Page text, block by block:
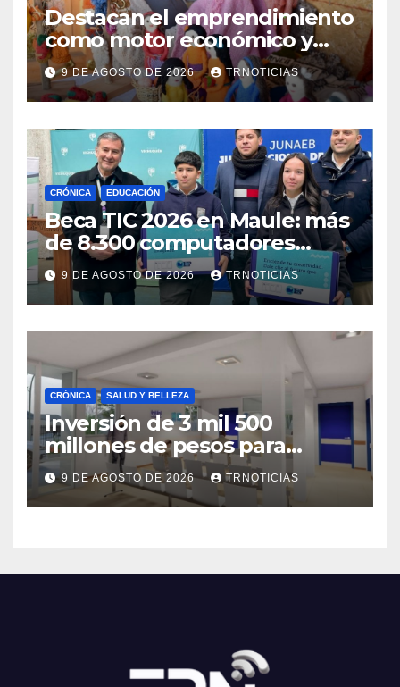
Destacan el emprendimiento
como motor económico y
anuncia fortalecer apoyos
para empleo autónomo
9 DE AGOSTO DE 2026 TRNOTICIAS
CRÓNICA EDUCACIÓN
Beca TIC 2026 en Maule: más
de 8.300 computadores
están siendo entregados en
la región
9 DE AGOSTO DE 2026 TRNOTICIAS
CRÓNICA SALUD Y BELLEZA
Inversión de 3 mil 500
millones de pesos para
mejorar el Cesfam
Astaburuaga
9 DE AGOSTO DE 2026 TRNOTICIAS